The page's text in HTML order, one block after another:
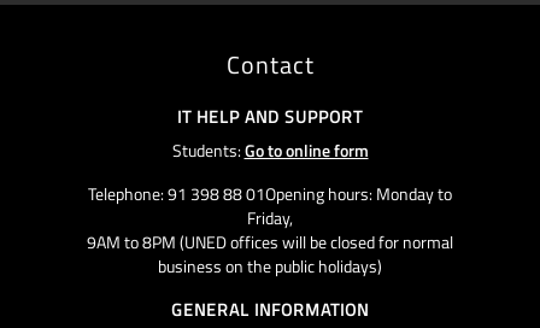
Contact
IT HELP AND SUPPORT
Students:Go to online form
Telephone: 91 398 88 01Opening hours: Monday to
Friday,
9AM to 8PM (UNED offices will be closed for normal
business on the public holidays)
GENERAL INFORMATION